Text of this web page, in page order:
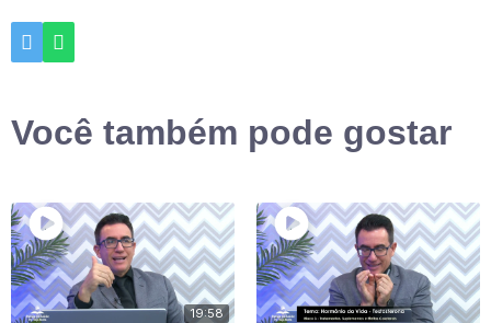
Você também pode gostar
19:58